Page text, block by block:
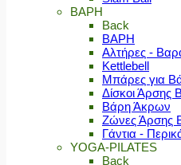
ΒΑΡΗ
Back
ΒΑΡΗ
Αλτήρες -
Kettlebell
Μπάρες για
Δίσκοι Άρσης
Βάρη Άκρων
Ζώνες Άρσης
Γάντια -
YOGA-PILATES
Back